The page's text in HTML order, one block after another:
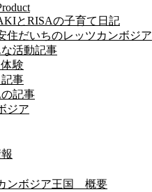
とRISAの子育て日記
住だいちのレッツカンボジア
活動記事
験
事
記事
ジア
ンボジア王国 概要